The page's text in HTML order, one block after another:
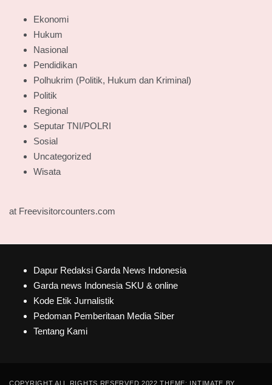
Ekonomi
Hukum
Nasional
Pendidikan
Polhukrim (Politik, Hukum dan Kriminal)
Politik
Regional
Seputar TNI/POLRI
Sosial
Uncategorized
Wisata
at Freevisitorcounters.com
Dapur Redaksi Garda News Indonesia
Garda news Indonesia SKU & online
Kode Etik Jurnalistik
Pedoman Pemberitaan Media Siber
Tentang Kami
COPYRIGHT ALL RIGHTS RESERVED 2022 THEME: INTIMATE BY